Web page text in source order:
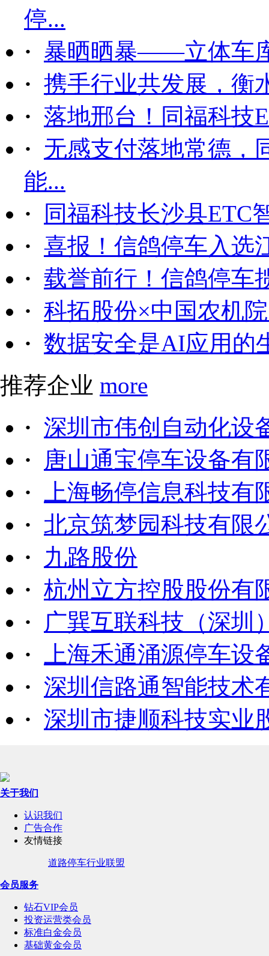
停...
· 暴晒晒暴——立体车
· 携手行业共发展，衡
· 落地邢台！同福科技
· 无感支付落地常德，
能...
·
同福科技长沙县ETC
· 喜报！信鸽停车入选
· 载誉前行！信鸽停车
· 科拓股份×中国农机
· 数据安全是AI应用的
推荐企业 more
· 深圳市伟创自动化设
·
唐山通宝停车设备有
·
上海畅停信息科技有
· 北京筑梦园科技有限
·
九路股份
· 杭州立方控股股份有
·
广巽互联科技（深圳
·
上海禾通涌源停车设
· 深圳信路通智能技术
· 深圳市捷顺科技实业
关于我们
认识我们
广告合作
友情链接
道路停车行业联盟
会员服务
钻石VIP会员
投资运营类会员
标准白金会员
基础黄金会员